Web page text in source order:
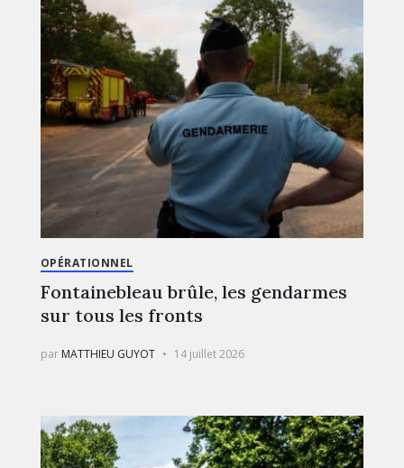
OPÉRATIONNEL
Fontainebleau brûle, les gendarmes
sur tous les fronts
par MATTHIEU GUYOT 14 juillet 2026